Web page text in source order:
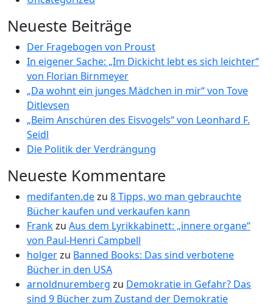
Neueste Beiträge
Der Fragebogen von Proust
In eigener Sache: „Im Dickicht lebt es sich leichter“
von Florian Birnmeyer
„Da wohnt ein junges Mädchen in mir“ von Tove
Ditlevsen
„Beim Anschüren des Eisvogels“ von Leonhard F.
Seidl
Die Politik der Verdrängung
Neueste Kommentare
medifanten.dezu 8 Tipps, wo man gebrauchte
Bücher kaufen und verkaufen kann
Frankzu Aus dem Lyrikkabinett: „innere organe“
von Paul-Henri Campbell
holgerzu Banned Books: Das sind verbotene
Bücher in den USA
arnoldnuremberg zu Demokratie in Gefahr? Das
sind 9 Bücher zum Zustand der Demokratie